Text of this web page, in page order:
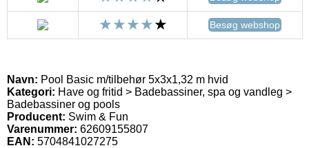
Besøg webshop
Navn: Pool Basic m/tilbehør 5x3x1,32 m hvid
Kategori: Have og fritid > Badebassiner, spa og vandleg >
Badebassiner og pools
Producent: Swim & Fun
Varenummer: 62609155807
EAN: 5704841027275